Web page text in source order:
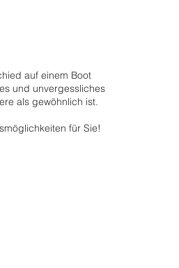
auf einem Boot
und unvergessliches
als gewöhnlich ist.
für Sie!